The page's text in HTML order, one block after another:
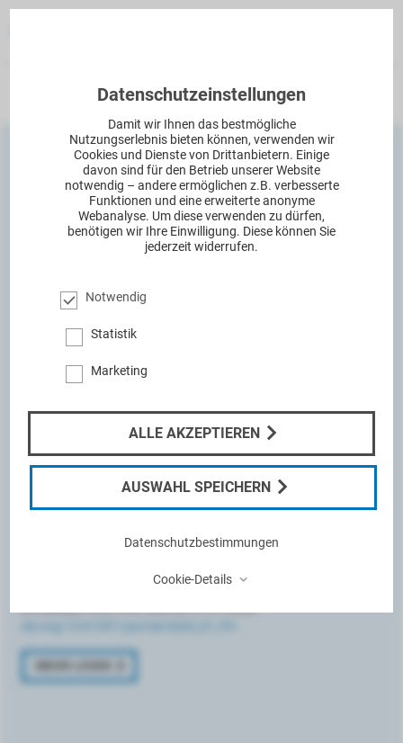
Kapitel
Grundkurs Fluidmechanik
oder von Bechern, Flaschen und
Menschen
Fluide sind Fluide sind Fluide
erklärt, wie der Liquor cerebrospinalis im
menschlichen Gehirn funktioniert. Er beleuchtet die
Hydrodynamik im Shuntsystem und zeigt, warum
Datenschutzeinstellungen
Damit wir Ihnen das bestmögliche
Nutzungserlebnis bieten können, verwenden wir
Cookies und Dienste von Drittanbietern. Einige
davon sind für den Betrieb unserer Website
notwendig – andere ermöglichen z.B. verbesserte
Funktionen und eine erweiterte anonyme
Webanalyse. Um diese verwenden zu dürfen,
benötigen wir Ihre Einwilligung. Diese können Sie
jederzeit widerrufen.
Notwendig
Statistik
Marketing
ALLE AKZEPTIEREN
AUSWAHL SPEICHERN
Datenschutzbestimmungen
Cookie-Details ⌃